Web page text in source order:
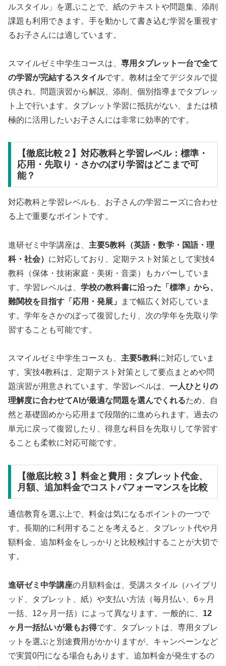
ルスタイル」を選ぶことで、紙のテキストや問題集、添削
課題も利用できます。手を動かして書き込む学習を重視す
るお子さんには適しています。
スマイルゼミ中学生コースは、 専用タブレット一台で全て
の学習が完結するスタイルです。教材は全てデジタルで提
供され、問題演習から解説、添削、個別指導までタブレッ
ト上で行います。タブレット学習に抵抗がない、または積
極的に活用したいお子さんには非常に効率的です。
【徹底比較２】対応教科と学習レベル：標準・
応用・先取り・さかのぼり学習はどこまで可
能？
対応教科と学習レベルも、お子さんの学習ニーズに合わせ
る上で重要なポイントです。
進研ゼミ中学講座は、 主要5教科（英語・数学・国語・理
科・社会） に対応しており、定期テスト対策として実技4
教科（保体・技術家庭・美術・音楽）もカバーしていま
す。学習レベルは、 学校の教科書に沿った「標準」から、
難関校を目指す「応用・発展」
まで幅広く対応していま
す。学年をさかのぼって復習したり、次の学年を先取り学
習することも可能です。
スマイルゼミ中学生コースも、 主要5教科に対応していま
す。実技4教科は、定期テスト対策として要点まとめや問
題演習が用意されています。学習レベルは、 一人ひとりの
理解度に合わせてAIが最適な問題を選んでくれるため、自
然と基礎固めから応用まで段階的に進められます。過去の
単元に戻って復習したり、得意な科目を先取りして学習す
ることも柔軟に対応可能です。
【徹底比較３】料金と費用：タブレット代金、
月額、追加料金でコストパフォーマンスを比較
通信教育を選ぶ上で、料金は気になるポイントの一つで
す。長期的に利用することを考えると、タブレット代や月
額料金、追加料金をしっかりと比較検討することが大切で
す。
進研ゼミ中学講座の月額料金は、受講スタイル（ハイブリ
ッド、タブレット、紙）や支払い方法（毎月払い、6ヶ月
一括、12ヶ月一括）によって異なります。一般的に、 12
ヶ月一括払いが最もお得です。タブレットは、専用タブレ
ットを選ぶと別途費用がかかりますが、キャンペーンなど
で実質0円になる場合もあります。追加料金が発生するの